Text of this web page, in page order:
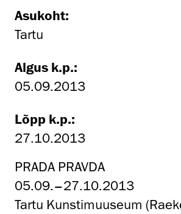
Asukoht:
Tartu
Algus k.p.:
05.09.2013
Lõpp k.p.:
27.10.2013
PRADA PRAVDA
05.09.–27.10.2013
Tartu Kunstimuuseum